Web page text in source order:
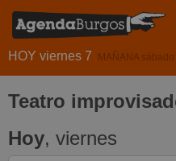
HOY viernes 7 MAÑANA sábado
Teatro
Hoy, viernes